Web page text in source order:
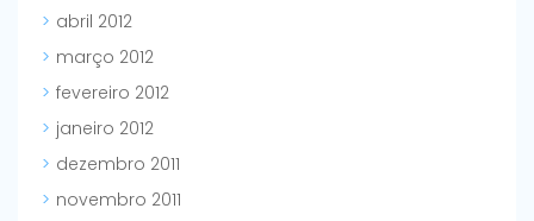
abril 2012
março 2012
fevereiro 2012
janeiro 2012
dezembro 2011
novembro 2011